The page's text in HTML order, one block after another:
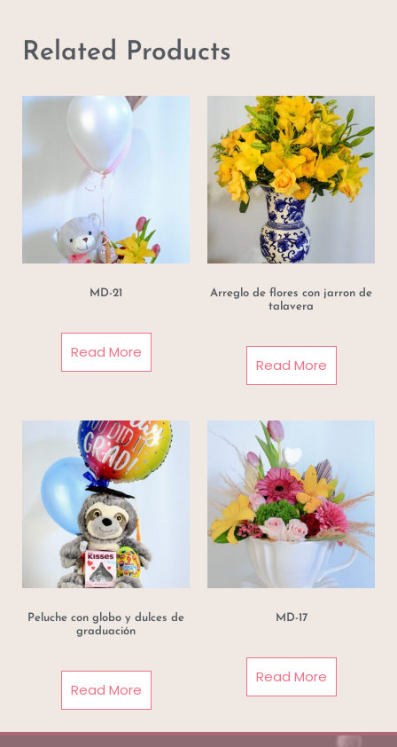
Related Products
MD-21
Read More
Arreglo de flores con jarron de
talavera
Read More
Peluche con globo y dulces de
graduación
Read More
MD-17
Read More